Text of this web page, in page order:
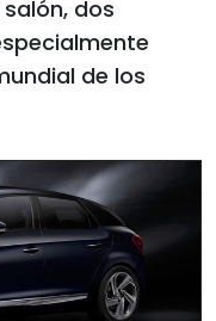
dos
de los